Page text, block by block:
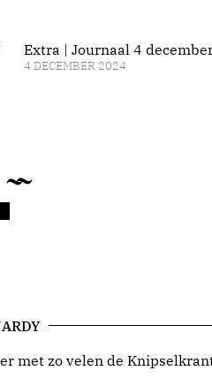
Extra | Journaal 4
4 DECEMBER 2024
met zo velen de